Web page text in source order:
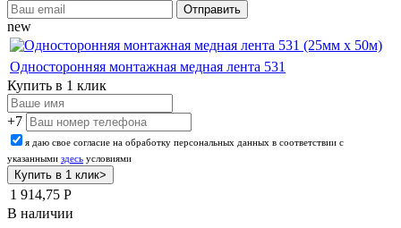
new
Односторонняя монтажная медная лента 531
Купить в 1 клик
+7
я даю свое согласие на обработку персональных данных в соответствии с
указанными здесь условиями
1 914,75 Р
В наличии